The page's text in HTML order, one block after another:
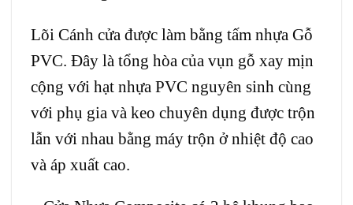
Lõi Cánh cửa được làm bằng tấm nhựa Gỗ
PVC. Đây là tổng hòa của vụn gỗ xay mịn
cộng với hạt nhựa PVC nguyên sinh cùng
với phụ gia và keo chuyên dụng được trộn
lẫn với nhau bằng máy trộn ở nhiệt độ cao
và áp xuất cao.